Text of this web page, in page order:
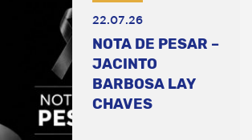
22.07.26
NOTA DE PESAR –
JACINTO
BARBOSA LAY
CHAVES